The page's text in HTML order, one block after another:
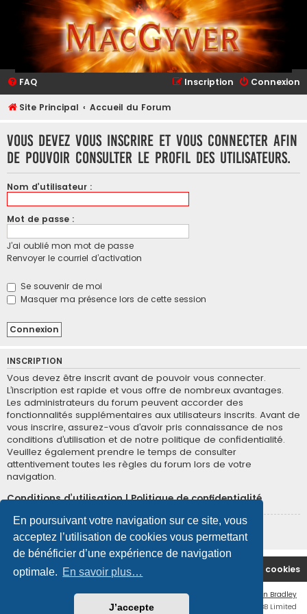
En poursuivant votre navigation sur ce site, vous
acceptez l’utilisation de cookies vous permettant
de bénéficier d’une expérience de navigation
optimale. En savoir plus…
J’accepte
FAQ Connexion
Inscription
Site Principal Accueil du Forum
Vous devez vous inscrire et vous connecter afin
de pouvoir consulter le profil des utilisateurs.
Nom d’utilisateur :
Mot de passe :
J’ai oublié mon mot de passe
Renvoyer le courriel d’activation
Se souvenir de moi
Masquer ma présence lors de cette session
INSCRIPTION
Vous devez être inscrit avant de pouvoir vous connecter.
L’inscription est rapide et vous offre de nombreux avantages.
Les administrateurs du forum peuvent accorder des
fonctionnalités supplémentaires aux utilisateurs inscrits. Avant de
vous inscrire, assurez-vous d’avoir pris connaissance de nos
conditions d’utilisation et de notre politique de confidentialité.
Veuillez également prendre le temps de consulter
attentivement toutes les règles du forum lors de votre
navigation.
Conditions d’utilisation|Politique de confidentialité
Inscription
Site Principal Accueil du Forum Supprimer les cookies
Ian Bradley
Développé parphpBB
® Forum Software © phpBB Limited